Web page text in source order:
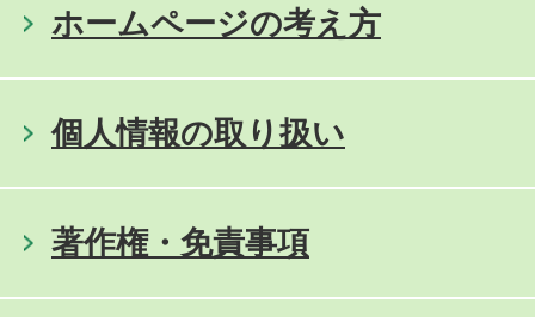
ホームページの考え方
個人情報の取り扱い
著作権・免責事項